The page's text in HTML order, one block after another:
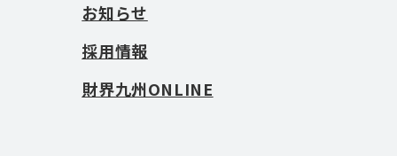
お知らせ
採用情報
財界九州ONLINE